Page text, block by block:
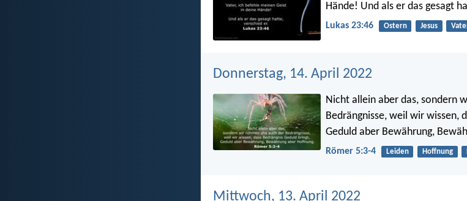
Hände! Und als er das gesagt
Lukas 23:46 Ostern Jesus
Donnerstag, 14. April 2022
Nicht allein aber das, sondern
Bedrängnisse, weil wir wissen,
Geduld aber Bewährung,
Römer 5:3-4 Leiden Hoffnung
Mittwoch, 13. April 2022